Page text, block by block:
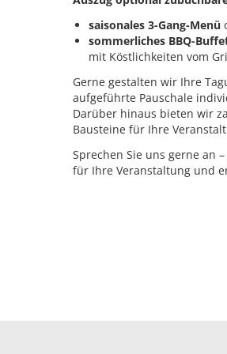
saisonales 3-Gang-Menü
sommerliches BBQ-
mit Köstlichkeiten vom
Gerne gestalten wir Ihre
aufgeführte Pauschale
Darüber hinaus bieten wir
Bausteine für Ihre
Sprechen Sie uns gerne an
für Ihre Veranstaltung und